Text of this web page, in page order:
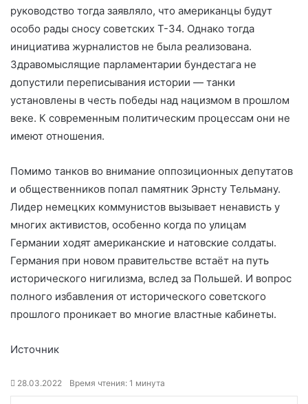
руководство тогда заявляло, что американцы будут
особо рады сносу советских Т-34. Однако тогда
инициатива журналистов не была реализована.
Здравомыслящие парламентарии бундестага не
допустили переписывания истории — танки
установлены в честь победы над нацизмом в прошлом
веке. К современным политическим процессам они не
имеют отношения.
Помимо танков во внимание оппозиционных депутатов
и общественников попал памятник Эрнсту Тельману.
Лидер немецких коммунистов вызывает ненависть у
многих активистов, особенно когда по улицам
Германии ходят американские и натовские солдаты.
Германия при новом правительстве встаёт на путь
исторического нигилизма, вслед за Польшей. И вопрос
полного избавления от исторического советского
прошлого проникает во многие властные кабинеты.
Источник
28.03.2022 Время чтения: 1 минута